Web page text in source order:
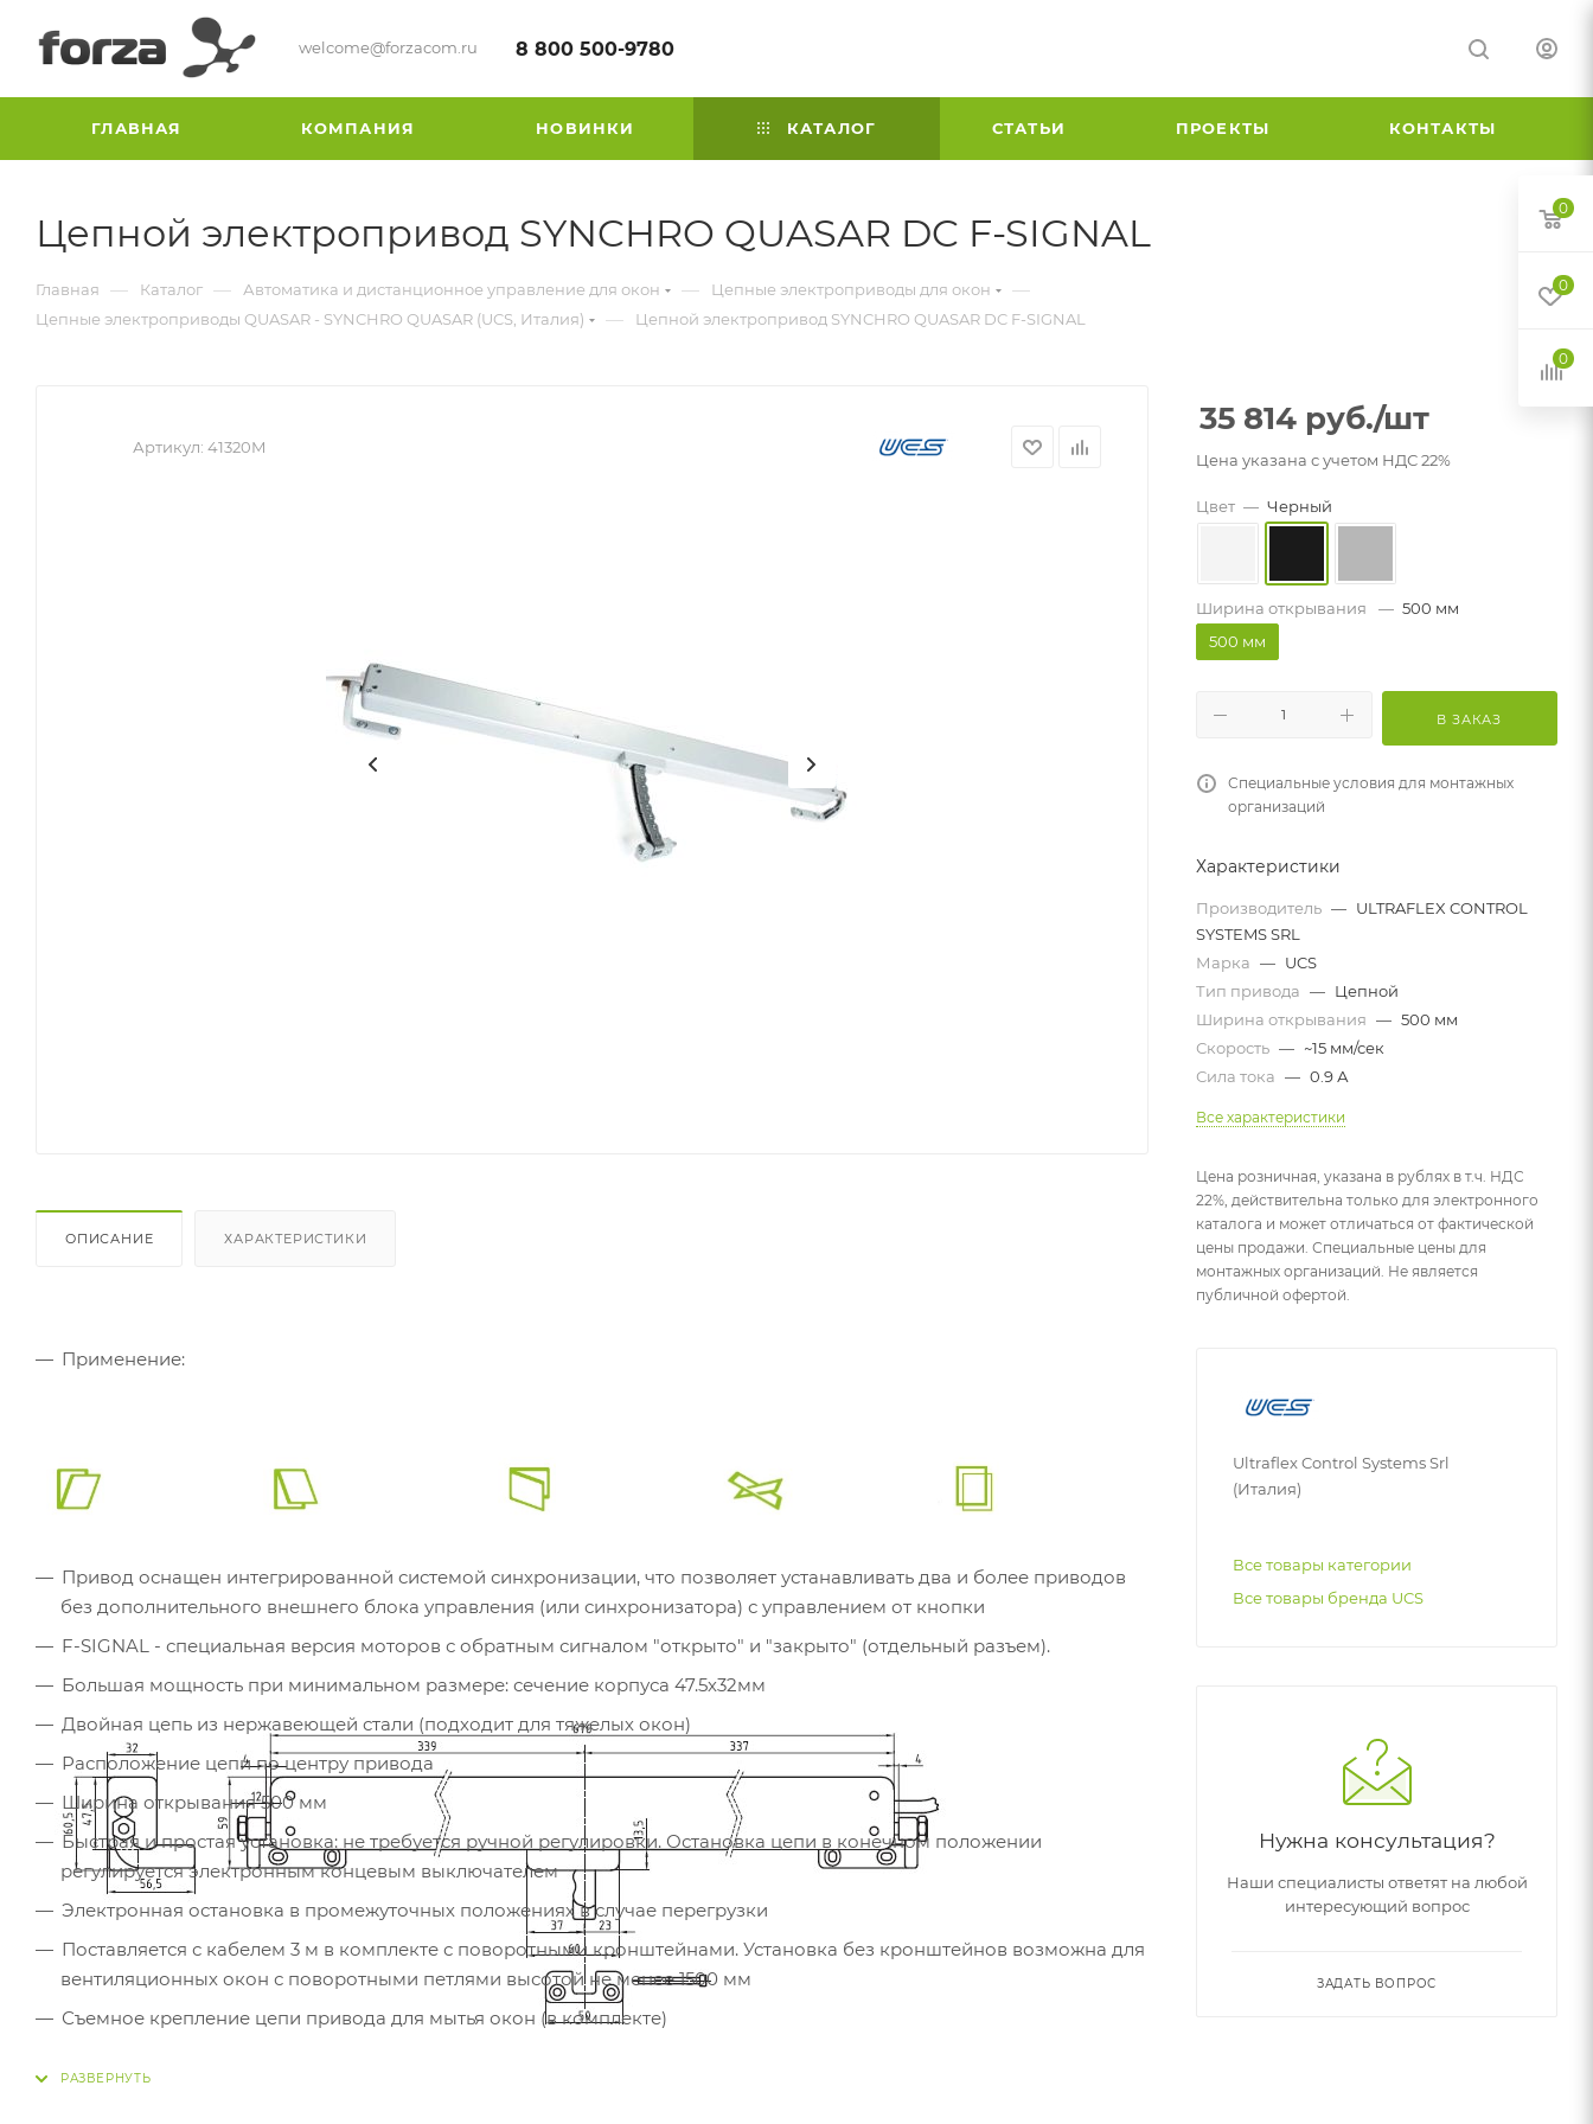
welcome@forzacom.ru 8 800 500-9780
ГЛАВНАЯ КОМПАНИЯ НОВИНКИ КАТАЛОГ СТАТЬИ ПРОЕКТЫ КОНТАКТЫ
Цепной электропривод SYNCHRO QUASAR DC F-SIGNAL
Главная — Каталог — Автоматика и дистанционное управление для окон — Цепные электроприводы для окон —
Цепные электроприводы QUASAR - SYNCHRO QUASAR (UCS, Италия) — Цепной электропривод SYNCHRO QUASAR DC F-SIGNAL
Артикул: 41320M
ОПИСАНИЕ ХАРАКТЕРИСТИКИ
Применение:
Привод оснащен интегрированной системой синхронизации, что позволяет устанавливать два и более приводов
без дополнительного внешнего блока управления (или синхронизатора) с управлением от кнопки
F-SIGNAL - специальная версия моторов с обратным сигналом "открыто" и "закрыто" (отдельный разъем).
Большая мощность при минимальном размере: сечение корпуса 47.5х32мм
Двойная цепь из нержавеющей стали (подходит для тяжелых окон)
Расположение цепи по центру привода
Ширина открывания 500 мм
Быстрая и простая установка: не требуется ручной регулировки. Остановка цепи в конечном положении
регулируется электронным концевым выключателем
Электронная остановка в промежуточных положениях в случае перегрузки
Поставляется с кабелем 3 м в комплекте с поворотными кронштейнами. Установка без кронштейнов возможна для
вентиляционных окон с поворотными петлями высотой не менее 1500 мм
Съемное крепление цепи привода для мытья окон (в комплекте)
отдельному запросу
35 814 руб./шт
Цена указана с учетом НДС 22%
Цвет — Черный
Ширина открывания — 500 мм
500 мм
В ЗАКАЗ
Специальные условия для монтажных
организаций
Характеристики
Производитель — ULTRAFLEX CONTROL
SYSTEMS SRL
Марка — UCS
Тип привода — Цепной
Ширина открывания — 500 мм
Скорость — ~15 мм/сек
Сила тока — 0.9 А
Все характеристики
Цена розничная, указана в рублях в т.ч. НДС
22%, действительна только для электронного
каталога и может отличаться от фактической
цены продажи. Специальные цены для
монтажных организаций. Не является
публичной офертой.
Ultraflex Control Systems Srl
(Италия)
Все товары категории
Все товары бренда UCS
Нужна консультация?
Наши специалисты ответят на любой
интересующий вопрос
ЗАДАТЬ ВОПРОС
0
0
0